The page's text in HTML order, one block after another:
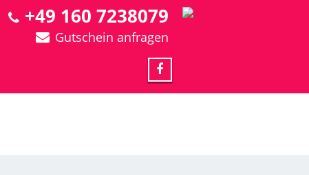
+49 160 7238079
Gutschein anfragen